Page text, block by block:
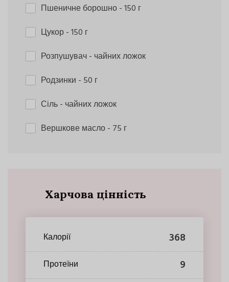
Пшеничне борошно- 150 г
Цукор- 150 г
Розпушувач- чайних ложок
Родзинки - 50 г
Сіль- чайних ложок
Вершкове масло- 75 г
Харчова цінність
Калорії 368
Протеїни 9